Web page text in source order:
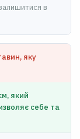
в
яку
який
себе та